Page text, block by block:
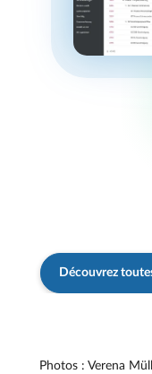
Découvrez
Photos : Verena